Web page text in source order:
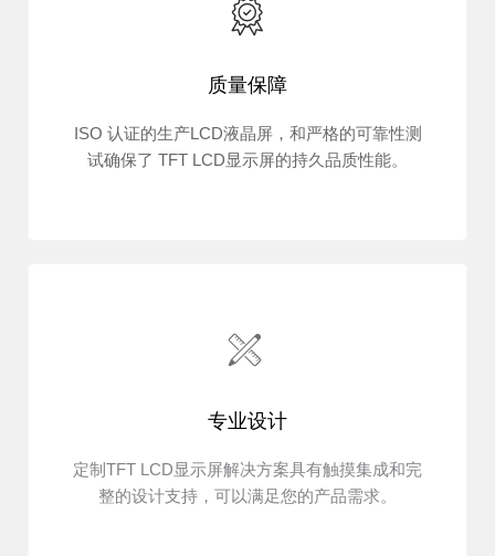
质量保障
ISO 认证的生产LCD液晶屏，和严格的可靠性测
试确保了 TFT LCD显示屏的持久品质性能。
专业设计
定制TFT LCD显示屏解决方案具有触摸集成和完
整的设计支持，可以满足您的产品需求。